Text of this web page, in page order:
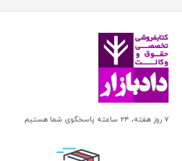
بنگاه ترجمه و نشر کتاب پارسه
بهتاب
بهنامی
بهینه
آنتونی آگوس
آندره لگراند
آندره مارمور
آندریاس کاکینیس
آیت الله العظمی سید ابوالقاسم خوئی
۷ روز هفته، ۲۴ ساعته پاسخگوی شما هستیم